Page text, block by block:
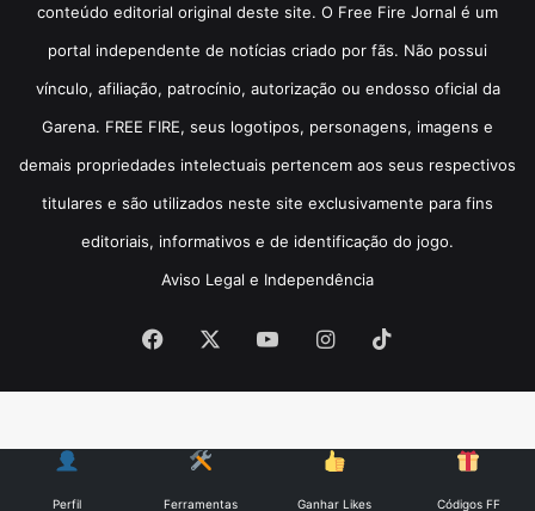
conteúdo editorial original deste site. O Free Fire Jornal é um
portal independente de notícias criado por fãs. Não possui
vínculo, afiliação, patrocínio, autorização ou endosso oficial da
Garena. FREE FIRE, seus logotipos, personagens, imagens e
demais propriedades intelectuais pertencem aos seus respectivos
titulares e são utilizados neste site exclusivamente para fins
editoriais, informativos e de identificação do jogo.
Aviso Legal e Independência
Facebook YouTubeInstagram
Perfil Ferramentas Ganhar Likes Códigos FF